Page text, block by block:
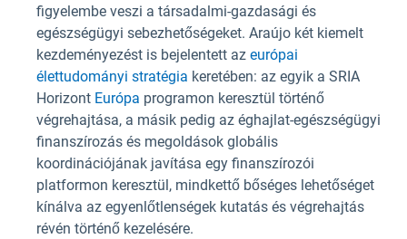
figyelembe veszi a társadalmi-gazdasági és
egészségügyi sebezhetőségeket. Araújo két kiemelt
kezdeményezést is bejelentett az európai
élettudományi stratégia keretében: az egyik a SRIA
Horizont Európa programon keresztül történő
végrehajtása, a másik pedig az éghajlat-egészségügyi
finanszírozás és megoldások globális
koordinációjának javítása egy finanszírozói
platformon keresztül, mindkettő bőséges lehetőséget
kínálva az egyenlőtlenségek kutatás és végrehajtás
révén történő kezelésére.